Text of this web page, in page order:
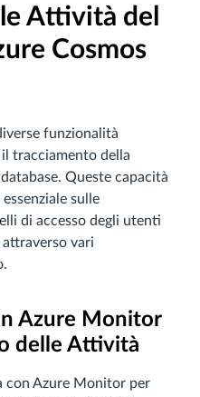
Attività del
Cosmos
funzionalità
tracciamento della
Queste capacità
sulle
di accesso degli utenti
vari
Azure Monitor
delle Attività
con Azure Monitor per